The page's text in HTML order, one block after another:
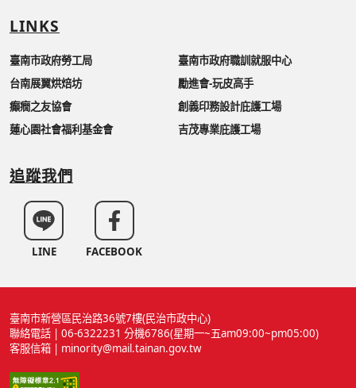
LINKS
臺南市政府勞工局
臺南市政府職訓就服中心
台南展翼烘焙坊
勵進會-玩皮高手
癲癇之友協會
創義印務設計庇護工場
蓮心園社會福利基金會
吉茂專業庇護工場
追蹤我們
LINE FACEBOOK
臺南市新營區民治路36號7樓(民治市政中心)
聯絡電話 | 06-6322231 分機6786(星期一~五am09:00~pm05:00)
客服信箱 | minority@mail.tainan.gov.tw